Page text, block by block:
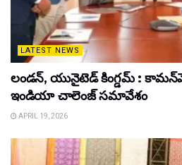
LATEST NEWS
లండన్, యునైటెడ్ కింగ్డమ్ :
ఇండియా చాలెంజ్ సమావేశం
APRIL 19, 2026